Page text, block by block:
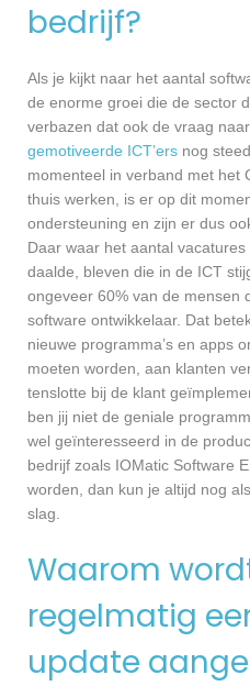
bedrijf?
Als je kijkt naar het aantal
de enorme groei die de sector
verbazen dat ook de vraag
gemotiveerde ICT’ers nog
momenteel in verband met het
thuis werken, is er op dit
ondersteuning en zijn er dus
Daar waar het aantal
daalde, bleven die in de ICT
ongeveer 60% van de mensen
software ontwikkelaar. Dat
nieuwe programma’s en apps
moeten worden, aan klanten
tenslotte bij de klant
ben jij niet de geniale
wel geïnteresseerd in de
bedrijf zoals IOMatic Software
worden, dan kun je altijd nog
slag.
Waarom
regelmatig
update